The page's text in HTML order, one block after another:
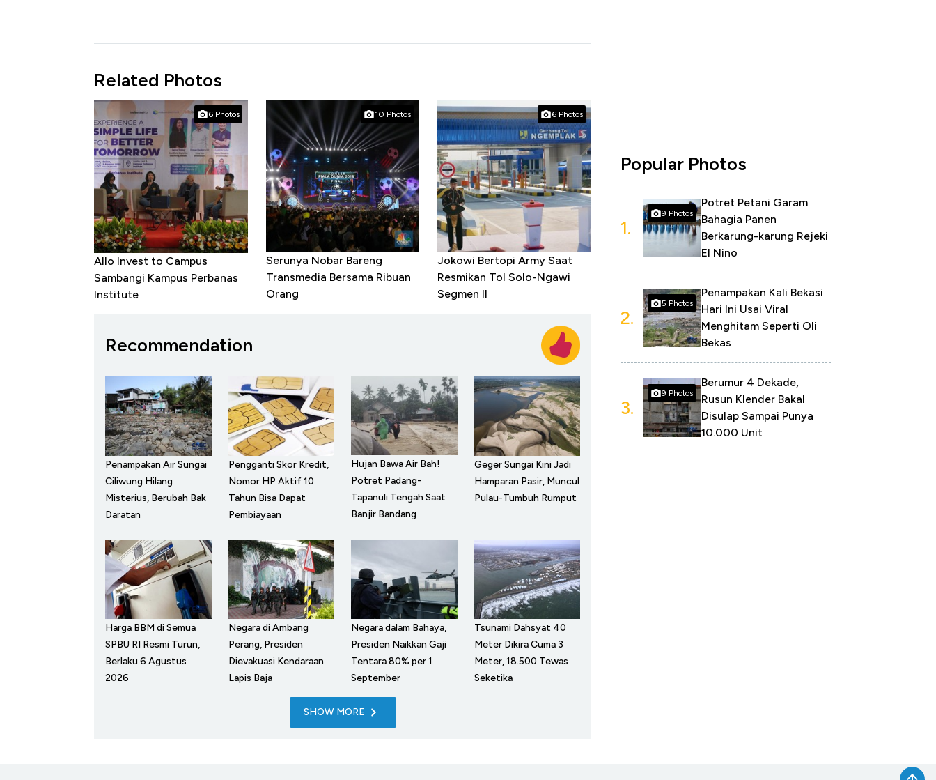
Related Photos
6 Photos
Allo Invest to Campus
Sambangi Kampus Perbanas
Institute
10 Photos
Serunya Nobar Bareng
Transmedia Bersama Ribuan
Orang
6 Photos
Jokowi Bertopi Army Saat
Resmikan Tol Solo-Ngawi
Segmen II
Recommendation
Penampakan Air Sungai
Ciliwung Hilang
Misterius, Berubah Bak
Daratan
Pengganti Skor Kredit,
Nomor HP Aktif 10
Tahun Bisa Dapat
Pembiayaan
Hujan Bawa Air Bah!
Potret Padang-
Tapanuli Tengah Saat
Banjir Bandang
Geger Sungai Kini Jadi
Hamparan Pasir, Muncul
Pulau-Tumbuh Rumput
Harga BBM di Semua
SPBU RI Resmi Turun,
Berlaku 6 Agustus
2026
Negara di Ambang
Perang, Presiden
Dievakuasi Kendaraan
Lapis Baja
Negara dalam Bahaya,
Presiden Naikkan Gaji
Tentara 80% per 1
September
Tsunami Dahsyat 40
Meter Dikira Cuma 3
Meter, 18.500 Tewas
Seketika
SHOW MORE
Popular Photos
1.
9 Photos
Potret Petani Garam
Bahagia Panen
Berkarung-karung Rejeki
El Nino
2.
5 Photos
Penampakan Kali Bekasi
Hari Ini Usai Viral
Menghitam Seperti Oli
Bekas
3.
9 Photos
Berumur 4 Dekade,
Rusun Klender Bakal
Disulap Sampai Punya
10.000 Unit